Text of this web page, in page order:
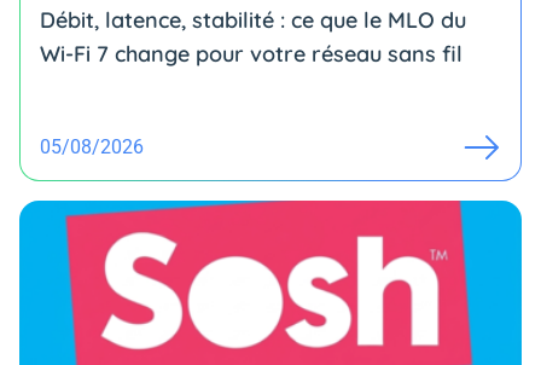
Débit, latence, stabilité : ce que le MLO du
Wi-Fi 7 change pour votre réseau sans fil
05/08/2026